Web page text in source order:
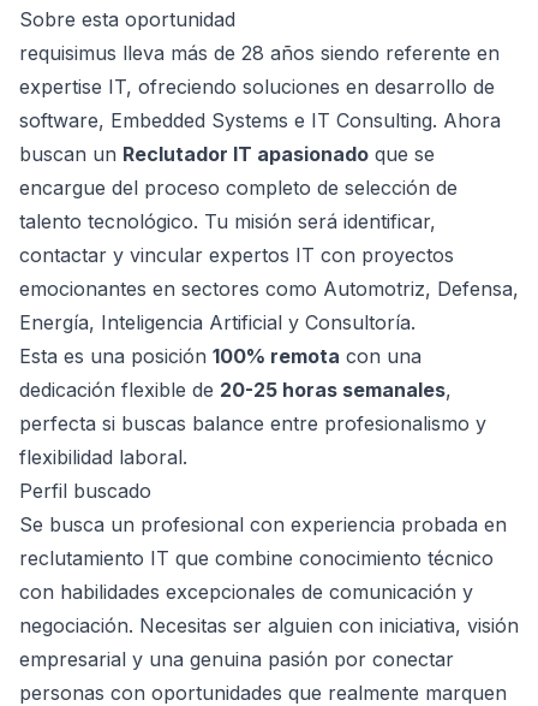
Sobre esta oportunidad
requisimus lleva más de 28 años siendo referente en
expertise IT, ofreciendo soluciones en desarrollo de
software, Embedded Systems e IT Consulting. Ahora
buscan un Reclutador IT apasionado que se
encargue del proceso completo de selección de
talento tecnológico. Tu misión será identificar,
contactar y vincular expertos IT con proyectos
emocionantes en sectores como Automotriz, Defensa,
Energía, Inteligencia Artificial y Consultoría.
Esta es una posición 100% remota con una
dedicación flexible de 20-25 horas semanales,
perfecta si buscas balance entre profesionalismo y
flexibilidad laboral.
Perfil buscado
Se busca un profesional con experiencia probada en
reclutamiento IT que combine conocimiento técnico
con habilidades excepcionales de comunicación y
negociación. Necesitas ser alguien con iniciativa, visión
empresarial y una genuina pasión por conectar
personas con oportunidades que realmente marquen